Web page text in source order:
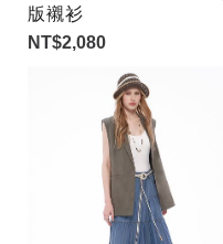
版襯衫
NT$2,080